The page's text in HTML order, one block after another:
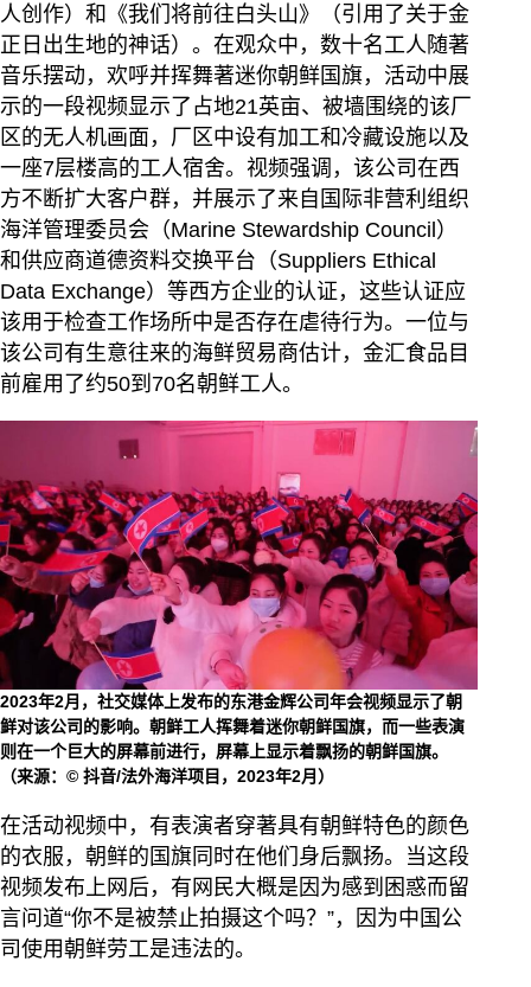
人创作）和《我们将前往白头山》（引用了关于金
正日出生地的神话）。在观众中，数十名工人随著
音乐摆动，欢呼并挥舞著迷你朝鲜国旗，活动中展
示的一段视频显示了占地21英亩、被墙围绕的该厂
区的无人机画面，厂区中设有加工和冷藏设施以及
一座7层楼高的工人宿舍。视频强调，该公司在西
方不断扩大客户群，并展示了来自国际非营利组织
海洋管理委员会（Marine Stewardship Council）
和供应商道德资料交换平台（Suppliers Ethical
Data Exchange）等西方企业的认证，这些认证应
该用于检查工作场所中是否存在虐待行为。一位与
该公司有生意往来的海鲜贸易商估计，金汇食品目
前雇用了约50到70名朝鲜工人。
2023年2月，社交媒体上发布的东港金辉公司年会视频显示了朝
鲜对该公司的影响。朝鲜工人挥舞着迷你朝鲜国旗，而一些表演
则在一个巨大的屏幕前进行，屏幕上显示着飘扬的朝鲜国旗。
（来源：© 抖音/法外海洋项目，2023年2月）
在活动视频中，有表演者穿著具有朝鲜特色的颜色
的衣服，朝鲜的国旗同时在他们身后飘扬。当这段
视频发布上网后，有网民大概是因为感到困惑而留
言问道“你不是被禁止拍摄这个吗？”，因为中国公
司使用朝鲜劳工是违法的。